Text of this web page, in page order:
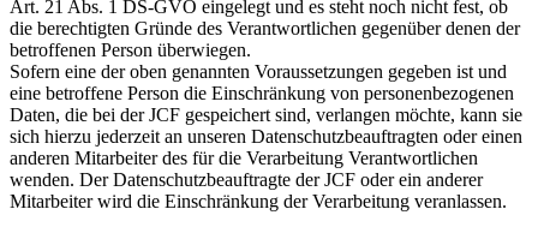
Art. 21 Abs. 1 DS-GVO eingelegt und es steht noch nicht fest, ob
die berechtigten Gründe des Verantwortlichen gegenüber denen der
betroffenen Person überwiegen.
Sofern eine der oben genannten Voraussetzungen gegeben ist und
eine betroffene Person die Einschränkung von personenbezogenen
Daten, die bei der JCF gespeichert sind, verlangen möchte, kann sie
sich hierzu jederzeit an unseren Datenschutzbeauftragten oder einen
anderen Mitarbeiter des für die Verarbeitung Verantwortlichen
wenden. Der Datenschutzbeauftragte der JCF oder ein anderer
Mitarbeiter wird die Einschränkung der Verarbeitung veranlassen.